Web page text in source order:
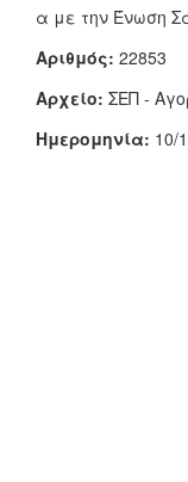
α με την Ένωση
Αριθμός: 22853
Αρχείο: ΣΕΠ -
Ημερομηνία: 10/